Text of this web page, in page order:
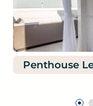
Penthouse